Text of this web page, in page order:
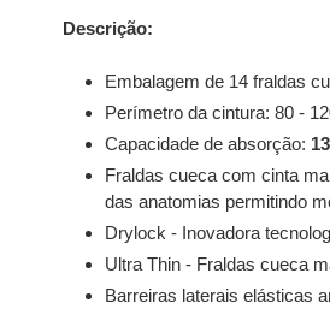
Descrição:
Embalagem de 14 fraldas
Perímetro da cintura: 80 -
Capacidade de absorção:
Fraldas cueca com cinta
das anatomias permitindo
Drylock - Inovadora
Ultra Thin - Fraldas cueca
Barreiras laterais elásticas